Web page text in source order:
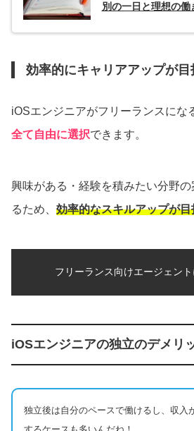
別の一日と理想の働
効率的にキャリアアップが目
iOSエンジニアがフリーランスにな
全て自由に選択できます。
興味がある・経験を積みたい分野
るため、 効率的なスキルアップが
フリーランス向けエージェン
iOSエンジニアの独立のデメリ
独立後は自分のペースで働けるし、収入